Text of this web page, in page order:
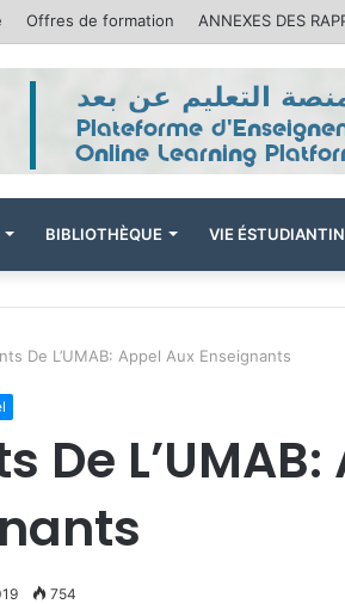
Offres de formation ANNEXES DES
BIBLIOTHÈQUE VIE
De L’UMAB: Appel Aux Enseignants
754